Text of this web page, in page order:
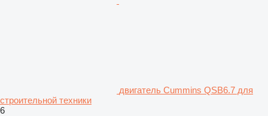
двигатель Cummins QSB6.7 для
строительной техники
6